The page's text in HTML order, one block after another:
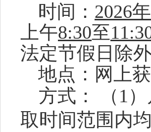
时间： 2026年
上午8:30至
法定节假日 除外
地点：网上获
方式：
（ 1
取时间范围内